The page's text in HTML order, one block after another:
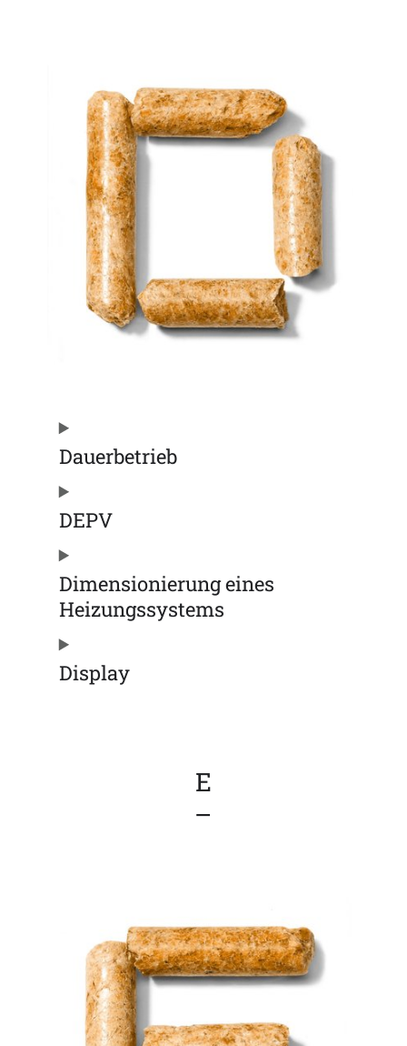
Dauerbetrieb
DEPV
Dimensionierung eines
Heizungssystems
Display
E
–